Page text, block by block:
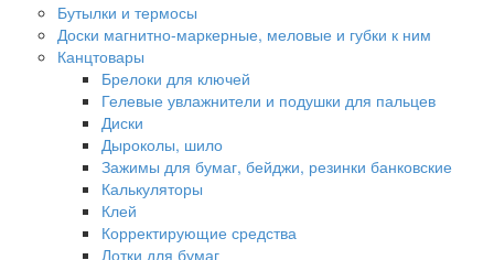
Бутылки и термосы
Доски магнитно-маркерные, меловые и губки к ним
Канцтовары
Брелоки для ключей
Гелевые увлажнители и подушки для пальцев
Диски
Дыроколы, шило
Зажимы для бумаг, бейджи, резинки банковские
Калькуляторы
Клей
Корректирующие средства
Лотки для бумаг